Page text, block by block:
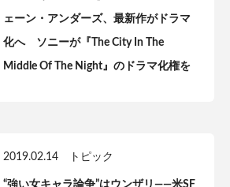
ェーン・アンダーズ、最新作がドラマ
化へ ソニーが『The City In The
Middle Of The Night』のドラマ化権を
2019.02.14 トピック
“強い女キャラ論争”はウンザリ——米SF